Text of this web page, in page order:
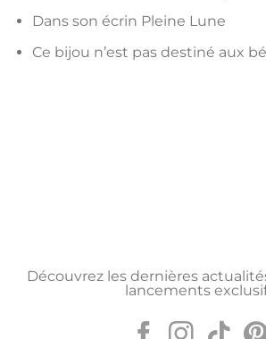
Dans son écrin Pleine Lune
Ce bijou n’est pas destiné aux
Découvrez les dernières
lancements